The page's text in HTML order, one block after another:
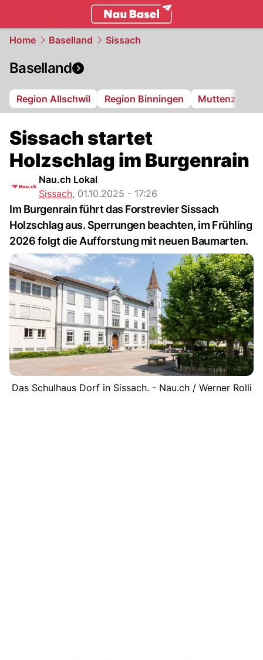
Home Baselland Sissach
Baselland
Region Allschwil Region Binningen Muttenz
Sissach startet
Holzschlag im Burgenrain
Nau.ch Lokal
Sissach, 01.10.2025 - 17:26
Im Burgenrain führt das Forstrevier Sissach
Holzschlag aus. Sperrungen beachten, im Frühling
2026 folgt die Aufforstung mit neuen Baumarten.
Das Schulhaus Dorf in Sissach. - Nau.ch / Werner Rolli